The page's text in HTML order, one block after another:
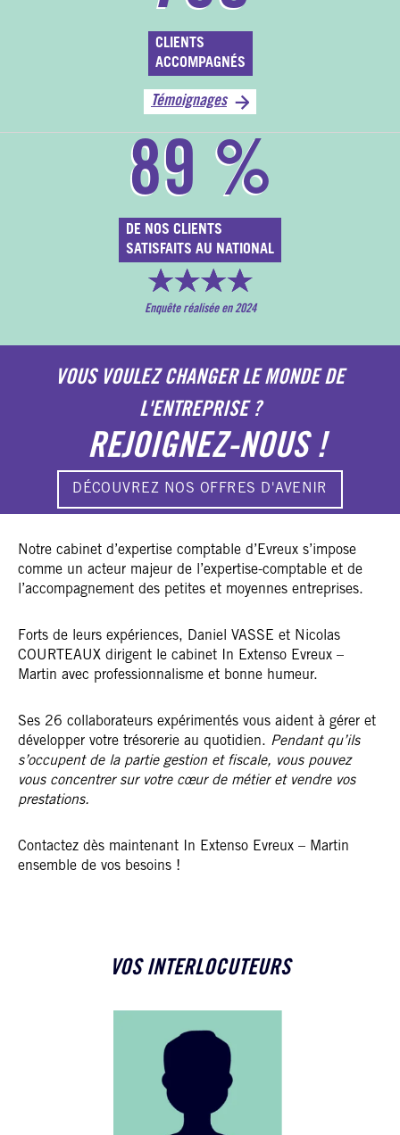
CLIENTS
ACCOMPAGNÉS
Témoignages
89 %
DE NOS CLIENTS
SATISFAITS AU NATIONAL
Enquête réalisée en 2024
VOUS VOULEZ CHANGER LE MONDE DE
L'ENTREPRISE ?
REJOIGNEZ-NOUS !
DÉCOUVREZ NOS OFFRES D'AVENIR
Notre cabinet d’expertise comptable d’Evreux s’impose
comme un acteur majeur de l’expertise-comptable et de
l’accompagnement des petites et moyennes entreprises.
Forts de leurs expériences, Daniel VASSE et Nicolas
COURTEAUX dirigent le cabinet In Extenso Evreux –
Martin avec professionnalisme et bonne humeur.
Ses 26 collaborateurs expérimentés vous aident à gérer et
développer votre trésorerie au quotidien. Pendant qu’ils
s’occupent de la partie gestion et fiscale, vous pouvez
vous concentrer sur votre cœur de métier et vendre vos
prestations.
Contactez dès maintenant In Extenso Evreux – Martin
ensemble de vos besoins !
VOS INTERLOCUTEURS